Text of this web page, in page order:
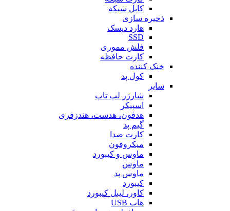
کابل شبکه
ذخیره سازی
هارد دیسک
SSD
فلش مموری
کارت حافظه
خنک کننده
کول پد
سایر
شارژر لپ تاپ
اسپیکر
هدفون، هدست، هندزفری
گیم پد
کارت صدا
میکروفون
ماوس و کیبورد
ماوس
ماوس پد
کیبورد
کاور، لیبل کیبورد
هاب USB